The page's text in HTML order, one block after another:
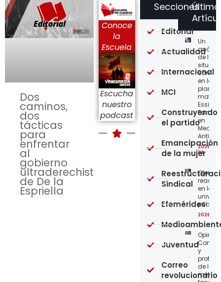
Dos
caminos,
dos
tácticas
para
enfrentar
al
gobierno
ultraderechista
de De la
Espriella
Conoce
la
Escuela
Escucha
nuestro
podcast
Un
de la
en la
planta
matriz
Essity-
Familia
en
2026-
08
en las
2026-
y
de los
Secciones
Editorial
Actualidad
Internacional
MCI
Construyendo
el partido
Emancipación
de la mujer
Sindical
Efemérides
Juventud
Correo
revolucionario